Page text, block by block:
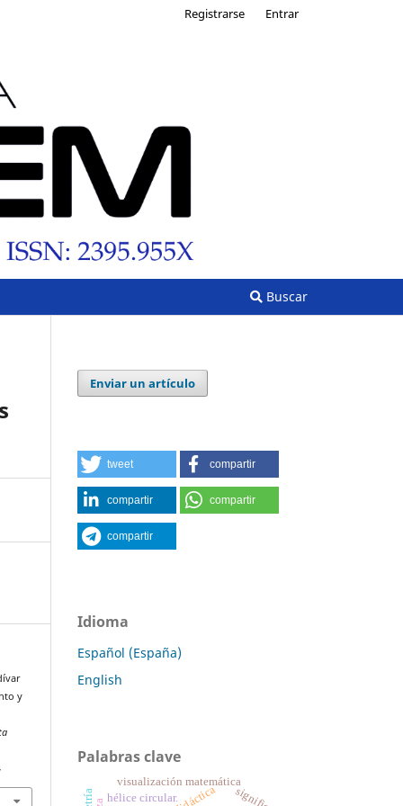
Buscar
Registrarse Entrar
y
Enviar un artículo
tweet compartir
compartir compartir
compartir
Idioma
Español (España)
English
Palabras clave
hélice circular.
visualización matemática